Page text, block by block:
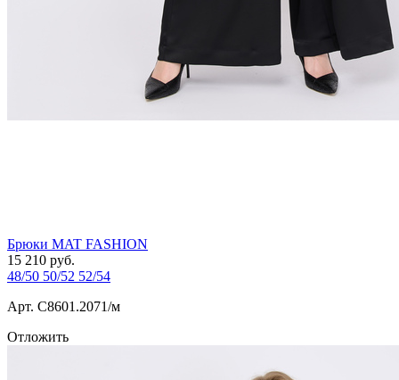
Брюки MAT FASHION
15 210 руб.
48/50 50/52 52/54
Арт. С8601.2071/м
Отложить